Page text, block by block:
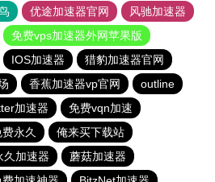
优途加速器官网
风驰加速器
免费vps加速器外网苹果版
IOS加速器
猎豹加速器官网
香蕉加速器vp官网
outline
加速器
免费vqn加速
永久
俺来买下载站
久加速器
蘑菇加速器